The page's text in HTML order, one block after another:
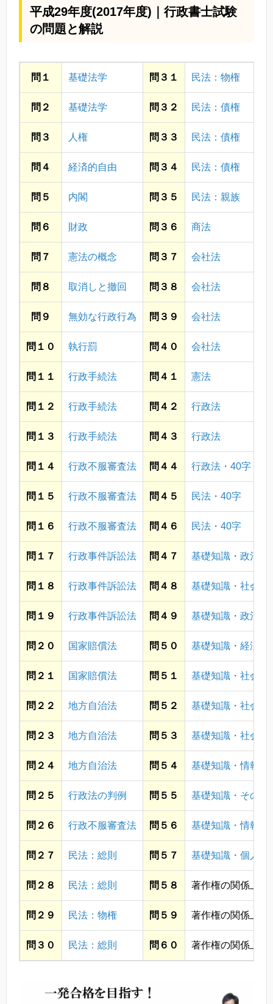
平成29年度(2017年度)｜行政書士試験
の問題と解説
問１ 基礎法学 問３１ 民法：物権
問２ 基礎法学 問３２ 民法：債権
問３ 人権 問３３ 民法：債権
問４ 経済的自由 問３４ 民法：債権
問５ 内閣 問３５ 民法：親族
問６ 財政 問３６ 商法
問７ 憲法の概念 問３７ 会社法
問８ 取消しと撤回 問３８ 会社法
問９ 無効な行政行為 問３９ 会社法
問１０ 執行罰 問４０ 会社法
問１１ 行政手続法 問４１ 憲法
問１２ 行政手続法 問４２ 行政法
問１３ 行政手続法 問４３ 行政法
問１４ 行政不服審査法 問４４ 行政法・40字
問１５ 行政不服審査法 問４５ 民法・40字
問１６ 行政不服審査法 問４６ 民法・40字
問１７ 行政事件訴訟法 問４７ 基礎知識・政治
問１８ 行政事件訴訟法 問４８ 基礎知識・社会
問１９ 行政事件訴訟法 問４９ 基礎知識・政治
問２０ 国家賠償法 問５０ 基礎知識・経済
問２１ 国家賠償法 問５１ 基礎知識・社会
問２２ 地方自治法 問５２ 基礎知識・社会
問２３ 地方自治法 問５３ 基礎知識・社会
問２４ 地方自治法 問５４ 基礎知識・情報通
問２５ 行政法の判例 問５５ 基礎知識・その他
問２６ 行政不服審査法 問５６ 基礎知識・情報通
問２７ 民法：総則 問５７ 基礎知識・個人情
問２８ 民法：総則 問５８ 著作権の関係上省
問２９ 民法：物権 問５９ 著作権の関係上省
問３０ 民法：総則 問６０ 著作権の関係上省